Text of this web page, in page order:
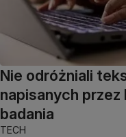
Nie odróżniali
napisanych
badania
TECH